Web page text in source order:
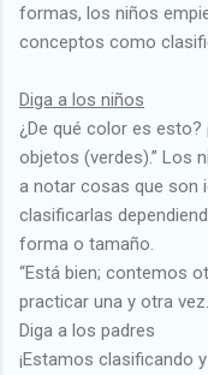
formas, los niños
conceptos como
Diga a los niños
¿De qué color es
objetos (verdes).” Los
a notar cosas que son
clasificarlas
forma o tamaño.
“Está bien; contemos
practicar una y otra vez.
Diga a los padres
¡Estamos clasificando